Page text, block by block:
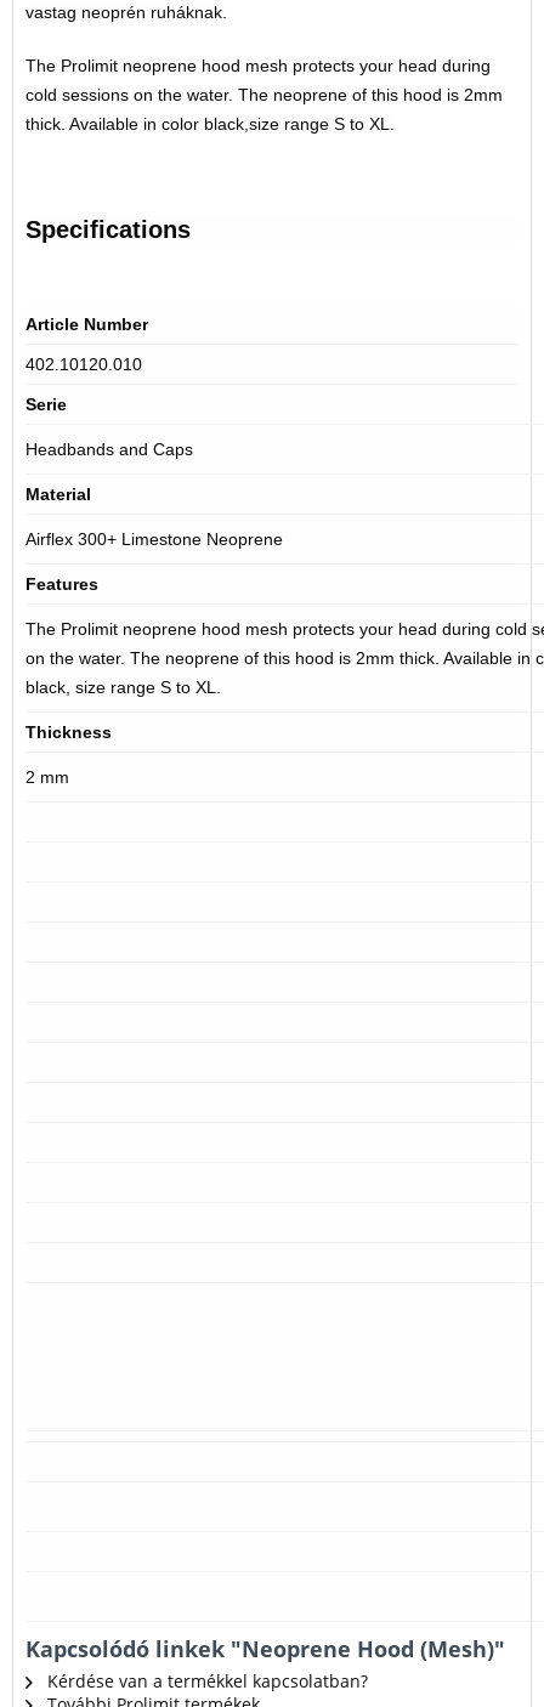
vastag neoprén ruháknak.
The Prolimit neoprene hood mesh protects your head during
cold sessions on the water. The neoprene of this hood is 2mm
thick. Available in color black, size range S to XL.
Specifications
Article Number
402.10120.010
Serie
Headbands and Caps
Material
Airflex 300+ Limestone Neoprene
Features
The Prolimit neoprene hood mesh protects your head during cold
on the water. The neoprene of this hood is 2mm thick. Available in
black, size range S to XL.
Thickness
2 mm
Kapcsolódó linkek "Neoprene Hood (Mesh)"
Kérdése van a termékkel kapcsolatban?